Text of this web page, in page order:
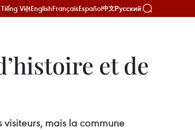
Tiếng ViệtEnglishFrançaisEspañol中文Русский
et de
visiteurs, mais la commune